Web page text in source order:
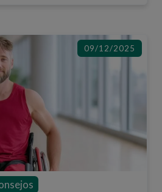
09/12/2025